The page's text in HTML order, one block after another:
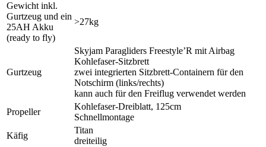
Gewicht inkl.
Gurtzeug und ein
25AH Akku
(ready to fly)
>27kg
Gurtzeug
Skyjam Paragliders Freestyle’R mit Airbag
Kohlefaser-Sitzbrett
zwei integrierten Sitzbrett-Containern für den
Notschirm (links/rechts)
kann auch für den Freiflug verwendet werden
Propeller
Kohlefaser-Dreiblatt, 125cm
Schnellmontage
Käfig
Titan
dreiteilig